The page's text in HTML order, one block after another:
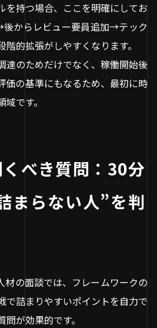
を持つ場合、ここを明確にしてお
からレビュー要員追加→テック
的拡張がしやすくなります。
達のためだけでなく、稼働開始後
価の基準にもなるため、最初に時
です。
べき質問：30分
まらない人”を判
の面談では、フレームワークの
で詰まりやすいポイントを自力で
が効果的です。